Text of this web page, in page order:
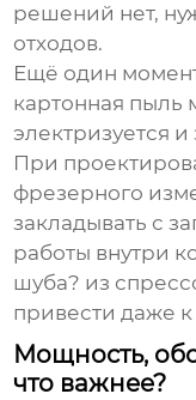
решений нет,
отходов.
Ещё один
картонная пыль
электризуется и
При
фрезерного
закладывать с
работы внутри
шуба? из
привести даже
Мощность,
что важнее?